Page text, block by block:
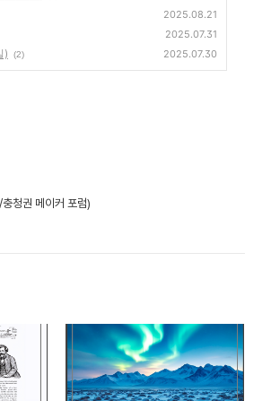
2025.08.21
2025.07.31
) (2) 2025.07.30
청권 메이커 포럼)